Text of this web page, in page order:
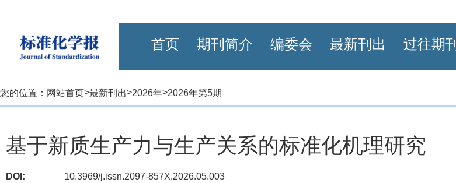
首页 期刊简介 编委会 最新刊出 过往期刊
您的位置： 网站首页>最新刊出>2026年>2026年第5期
基于新质生产力与生产关系的标准化机理研究
DOI:
10.3969/j.issn.2097-857X.2026.05.003